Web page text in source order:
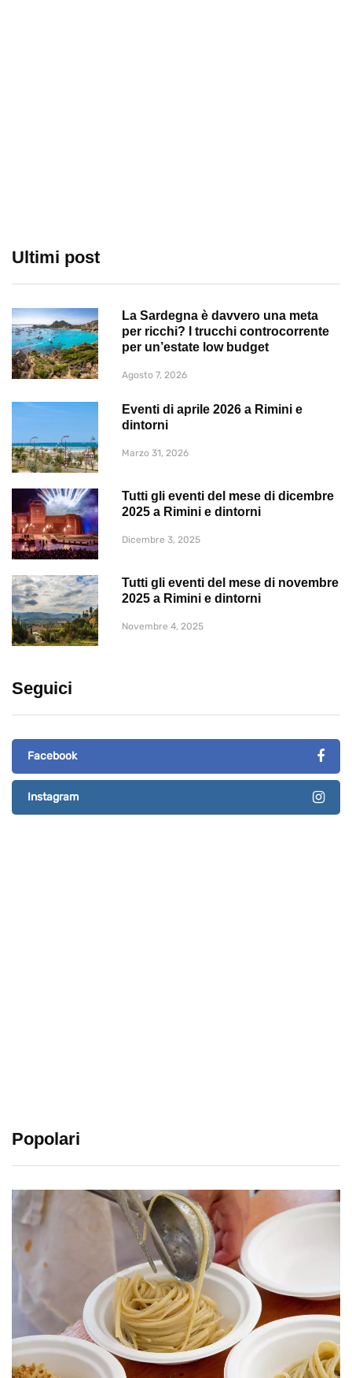
Ultimi post
La Sardegna è davvero una meta
per ricchi? I trucchi controcorrente
per un’estate low budget
Agosto 7, 2026
Eventi di aprile 2026 a Rimini e
dintorni
Marzo 31, 2026
Tutti gli eventi del mese di dicembre
2025 a Rimini e dintorni
Dicembre 3, 2025
Tutti gli eventi del mese di novembre
2025 a Rimini e dintorni
Novembre 4, 2025
Seguici
Facebook
Instagram
Popolari